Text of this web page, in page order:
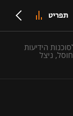
תפריט
הידיעות
ניצל